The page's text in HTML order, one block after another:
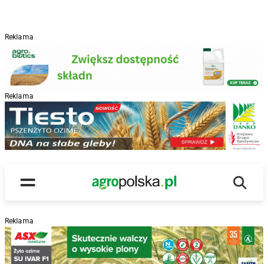
Reklama
Reklama
Menu
Main Logo
Reklama